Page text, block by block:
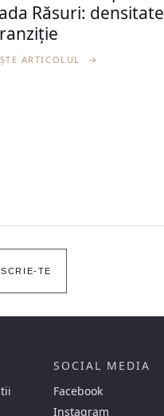
Răsuri: densitate
ARTICOLUL →
TE
SOCIAL MEDIA
Facebook
Instagram